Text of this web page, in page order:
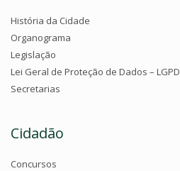
História da Cidade
Organograma
Legislação
Lei Geral de Proteção de Dados – LGPD
Secretarias
Cidadão
Concursos